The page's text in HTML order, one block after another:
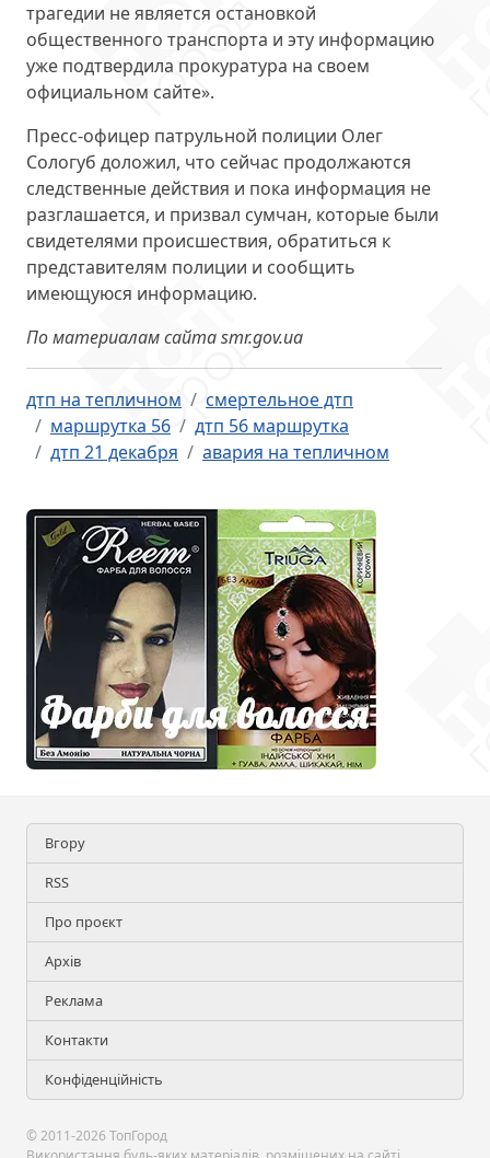
трагедии не является остановкой
общественного транспорта и эту информацию
уже подтвердила прокуратура на своем
официальном сайте».
Пресс-офицер патрульной полиции Олег
Сологуб доложил, что сейчас продолжаются
следственные действия и пока информация не
разглашается, и призвал сумчан, которые были
свидетелями происшествия, обратиться к
представителям полиции и сообщить
имеющуюся информацию.
По материалам сайта smr.gov.ua
дтп на тепличном
смертельное дтп
маршрутка 56
дтп 56 маршрутка
дтп 21 декабря
авария на тепличном
Вгору
RSS
Про проєкт
Архів
Реклама
Контакти
Конфіденційність
© 2011-2026 ТопГород